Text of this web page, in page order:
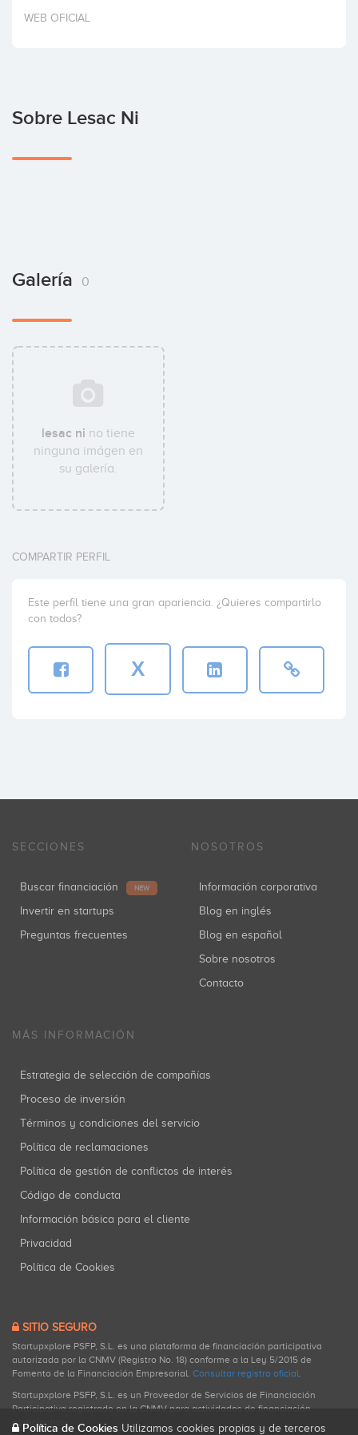
Invertir
WEB OFICIAL
Sobre Lesac Ni
Galería 0
lesac ni no tiene
ninguna imágen en
su galería.
COMPARTIR PERFIL
Este perfil tiene una gran apariencia. ¿Quieres compartirlo
con todos?
X
SECCIONES
Buscar financiación NEW
Invertir en startups
Preguntas frecuentes
NOSOTROS
Información corporativa
Blog en inglés
Blog en español
Sobre nosotros
Contacto
MÁS INFORMACIÓN
Estrategia de selección de compañías
Proceso de inversión
Términos y condiciones del servicio
Política de reclamaciones
Política de gestión de conflictos de interés
Código de conducta
Información básica para el cliente
Privacidad
Política de Cookies
SITIO SEGURO
Startupxplore PSFP, S.L. es una plataforma de financiación participativa
autorizada por la CNMV (Registro No. 18) conforme a la Ley 5/2015 de
Fomento de la Financiación Empresarial. Consultar registro oficial.
Startupxplore PSFP, S.L. es un Proveedor de Servicios de Financiación
Participativa registrado en la CNMV para actividades de financiación
participativa.
Política de Cookies Utilizamos cookies propias y de terceros